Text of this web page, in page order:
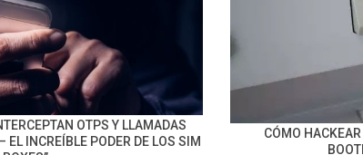
OTPS Y LLAMADAS
EL INCREÍBLE PODER DE LOS SIM
CÓMO